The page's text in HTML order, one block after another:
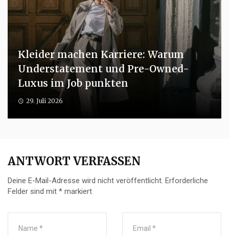
Kleider machen Karriere: Warum
Understatement und Pre-Owned-
Luxus im Job punkten
29. Juli 2026
ANTWORT VERFASSEN
Deine E-Mail-Adresse wird nicht veröffentlicht. Erforderliche
Felder sind mit * markiert